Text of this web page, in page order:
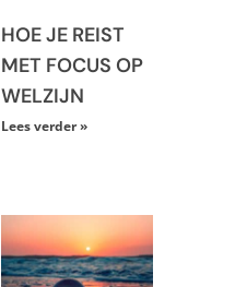
HOE JE REIST
MET FOCUS OP
WELZIJN
Lees verder »